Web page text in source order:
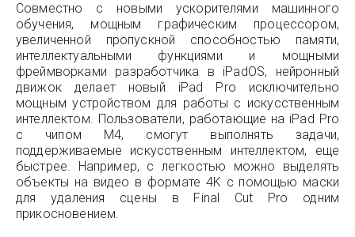
Совместно с новыми ускорителями машинного
обучения, мощным графическим процессором,
увеличенной пропускной способностью памяти,
интеллектуальными функциями и мощными
фреймворками разработчика в iPadOS, нейронный
движок делает новый iPad Pro исключительно
мощным устройством для работы с искусственным
интеллектом. Пользователи, работающие на iPad Pro
с чипом M4, смогут выполнять задачи,
поддерживаемые искусственным интеллектом, еще
быстрее. Например, с легкостью можно выделять
объекты на видео в формате 4K с помощью маски
для удаления сцены в Final Cut Pro одним
прикосновением.